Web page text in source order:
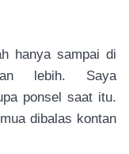
hanya sampai di
lebih. Saya
ponsel saat itu.
dibalas kontan